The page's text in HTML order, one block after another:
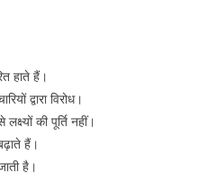
हाते हैं।
द्वारा विरोध।
की पूर्ति नहीं।
हैं।
है।